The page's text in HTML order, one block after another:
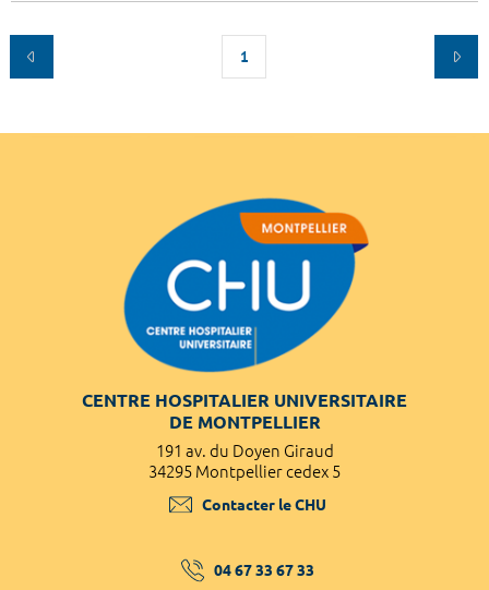
1
CENTRE HOSPITALIER UNIVERSITAIRE
DE MONTPELLIER
191 av. du Doyen Giraud
34295 Montpellier cedex 5
Contacter le CHU
04 67 33 67 33